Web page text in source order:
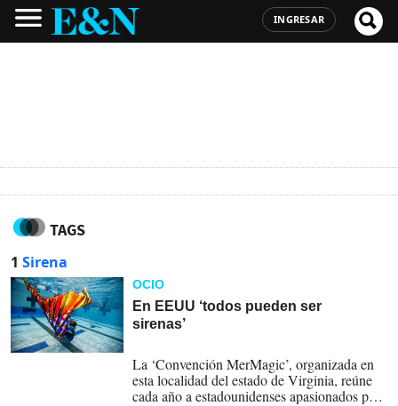
INGRESAR
TAGS
1 Sirena
OCIO
En EEUU ‘todos pueden ser
sirenas’
La ‘Convención MerMagic’, organizada en
esta localidad del estado de Virginia, reúne
cada año a estadounidenses apasionados por